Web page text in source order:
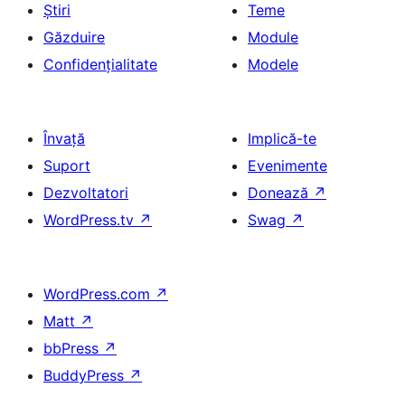
Știri
Găzduire
Confidențialitate
Teme
Module
Modele
Învață
Suport
Dezvoltatori
WordPress.tv ↗
Implică-te
Evenimente
Donează ↗
Swag ↗
WordPress.com ↗
Matt ↗
bbPress ↗
BuddyPress ↗